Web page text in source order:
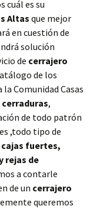
cuál es su
Altas que mejor
en cuestión de
solución
de cerrajero
de los
Comunidad Casas
cerraduras,
de todo patrón
,todo tipo de
cajas fuertes,
rejas de
a contarle
de un cerrajero
queremos